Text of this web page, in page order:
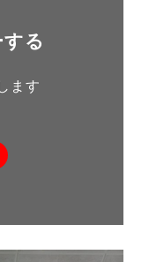
る
ます